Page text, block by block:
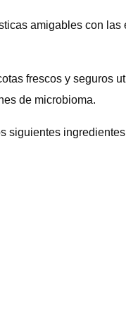
amigables con las
frescos y seguros
de microbioma.
siguientes